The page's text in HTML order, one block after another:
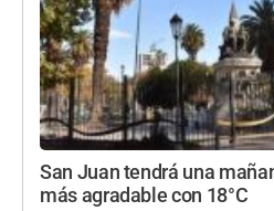
San Juan tendrá una
más agradable con 18°C